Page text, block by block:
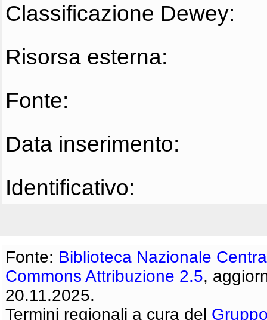
Classificazione Dewey:
Risorsa esterna:
Fonte:
Data inserimento:
Identificativo:
Fonte: Biblioteca Nazionale
Commons Attribuzione 2.5,
20.11.2025.
Termini regionali a cura del